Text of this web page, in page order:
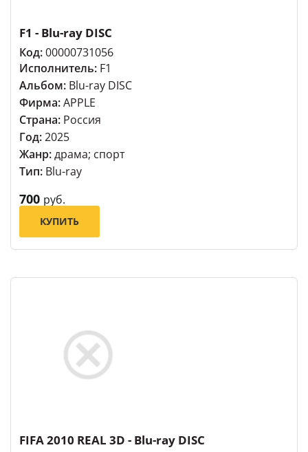
F1 - Blu-ray DISC
Код:00000731056
Исполнитель: F1
Альбом: Blu-ray DISC
Фирма:APPLE
Страна: Россия
Год:2025
Жанр:драма; спорт
Тип: Blu-ray
700 руб.
КУПИТЬ
FIFA 2010 REAL 3D - Blu-ray DISC